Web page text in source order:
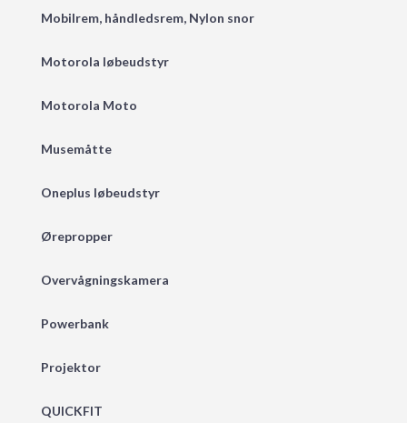
Mobilrem, håndledsrem, Nylon snor
Motorola løbeudstyr
Motorola Moto
Musemåtte
Oneplus løbeudstyr
Ørepropper
Overvågningskamera
Powerbank
Projektor
QUICKFIT